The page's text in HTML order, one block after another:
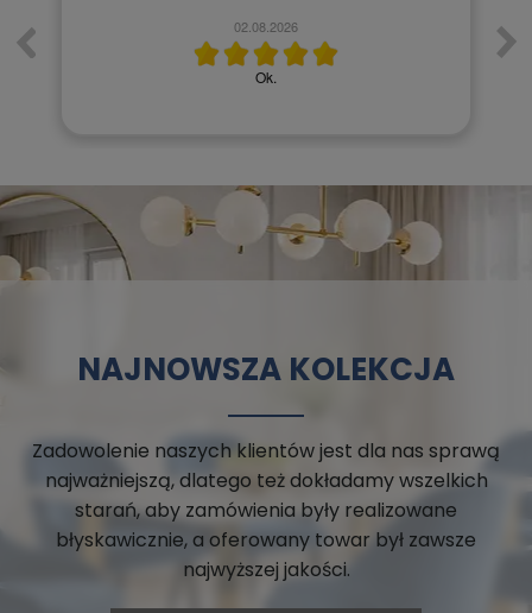
02.08.2026
Ok.
NAJNOWSZA KOLEKCJA
Zadowolenie naszych klientów jest dla nas sprawą
najważniejszą, dlatego też dokładamy wszelkich
starań, aby zamówienia były realizowane
błyskawicznie, a oferowany towar był zawsze
najwyższej jakości.